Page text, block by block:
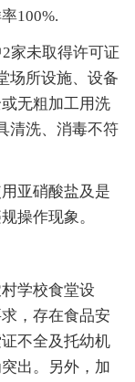
100%.
未取得许可证
场所设施、设备
无粗加工用洗
清洗、消毒不符
亚硝酸盐及是
操作现象。
学校食堂设
，存在食品安
不全及托幼机
出。另外，加